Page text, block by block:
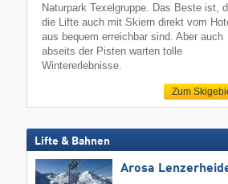
Naturpark Texelgruppe. Das Beste ist,
die Lifte auch mit Skiern direkt vom
aus bequem erreichbar sind. Aber auch
abseits der Pisten warten tolle
Wintererlebnisse.
Zum
Lifte & Bahnen
Arosa